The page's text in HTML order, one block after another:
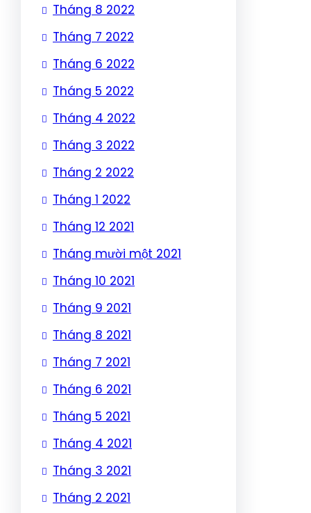
Tháng 8 2022
Tháng 7 2022
Tháng 6 2022
Tháng 5 2022
Tháng 4 2022
Tháng 3 2022
Tháng 2 2022
Tháng 1 2022
Tháng 12 2021
Tháng mười một 2021
Tháng 10 2021
Tháng 9 2021
Tháng 8 2021
Tháng 7 2021
Tháng 6 2021
Tháng 5 2021
Tháng 4 2021
Tháng 3 2021
Tháng 2 2021